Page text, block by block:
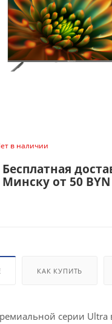
в наличии
Бесплатная
Минску от 50 BYN
КАК КУПИТЬ
серии Ultra